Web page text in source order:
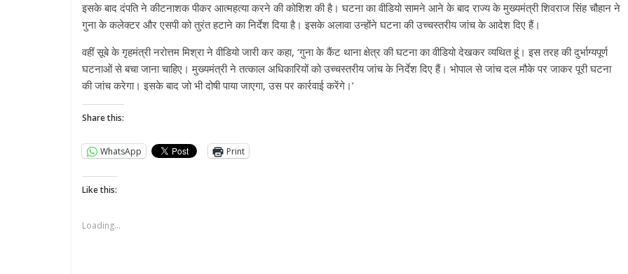
इसके बाद दंपति ने कीटनाशक पीकर आत्महत्या करने की कोशिश की है। घटना का वीडियो सामने आने के बाद राज्य के मुख्यमंत्री शिवराज सिंह चौहान ने
गुना के कलेक्टर और एसपी को तुरंत हटाने का निर्देश दिया है। इसके अलावा उन्होंने घटना की उच्चस्तरीय जांच के आदेश दिए हैं।
वहीं सूबे के गृहमंत्री नरोत्तम मिश्रा ने वीडियो जारी कर कहा, ‘गुना के कैंट थाना क्षेत्र की घटना का वीडियो देखकर व्यथित हूं। इस तरह की दुर्भाग्यपूर्ण
घटनाओं से बचा जाना चाहिए। मुख्यमंत्री ने तत्काल अधिकारियों को उच्चस्तरीय जांच के निर्देश दिए हैं। भोपाल से जांच दल मौके पर जाकर पूरी घटना
की जांच करेगा। इसके बाद जो भी दोषी पाया जाएगा, उस पर कार्रवाई करेंगे।’
Share this:
WhatsApp Print
Like this:
Loading...